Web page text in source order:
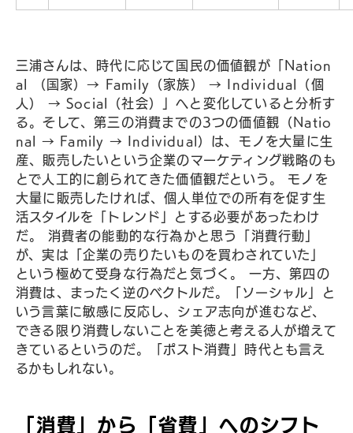
三浦さんは、時代に応じて国民の価値観が「Nation
al （国家）→ Family（家族） → Individual（個
人） → Social（社会）」へと変化していると分析す
る。そして、第三の消費までの3つの価値観（Natio
nal → Family → Individual）は、モノを大量に生
産、販売したいという企業のマーケティング戦略のも
とで人工的に創られてきた価値観だという。 モノを
大量に販売したければ、個人単位での所有を促す生
活スタイルを「トレンド」とする必要があったわけ
だ。 消費者の能動的な行為かと思う「消費行動」
が、実は「企業の売りたいものを買わされていた」
という極めて受身な行為だと気づく。 一方、第四の
消費は、まったく逆のベクトルだ。「ソーシャル」と
いう言葉に敏感に反応し、シェア志向が進むなど、
できる限り消費しないことを美徳と考える人が増えて
きているというのだ。「ポスト消費」時代とも言え
るかもしれない。
「消費」から「省費」へのシフト